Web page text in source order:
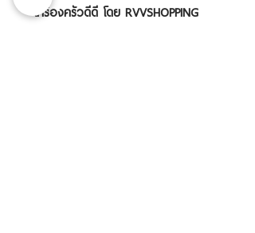
เครื่องครัวดีดี โดย RVVSHOPPING